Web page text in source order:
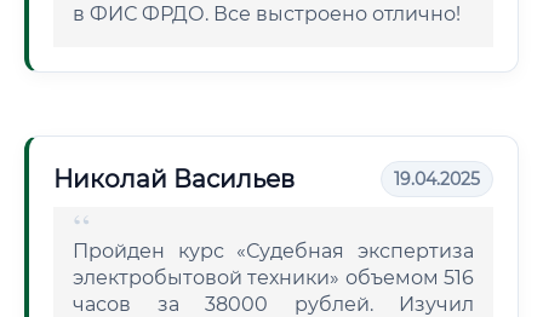
в ФИС ФРДО. Все выстроено отлично!
Николай Васильев 19.04.2025
Пройден курс «Судебная экспертиза
электробытовой техники» объемом 516
часов за 38000 рублей. Изучил